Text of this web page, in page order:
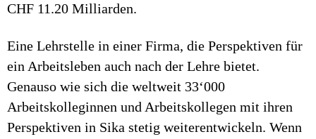
CHF 11.20 Milliarden.
Eine Lehrstelle in einer Firma, die Perspektiven für
ein Arbeitsleben auch nach der Lehre bietet.
Genauso wie sich die weltweit 33‘000
Arbeitskolleginnen und Arbeitskollegen mit ihren
Perspektiven in Sika stetig weiterentwickeln. Wenn